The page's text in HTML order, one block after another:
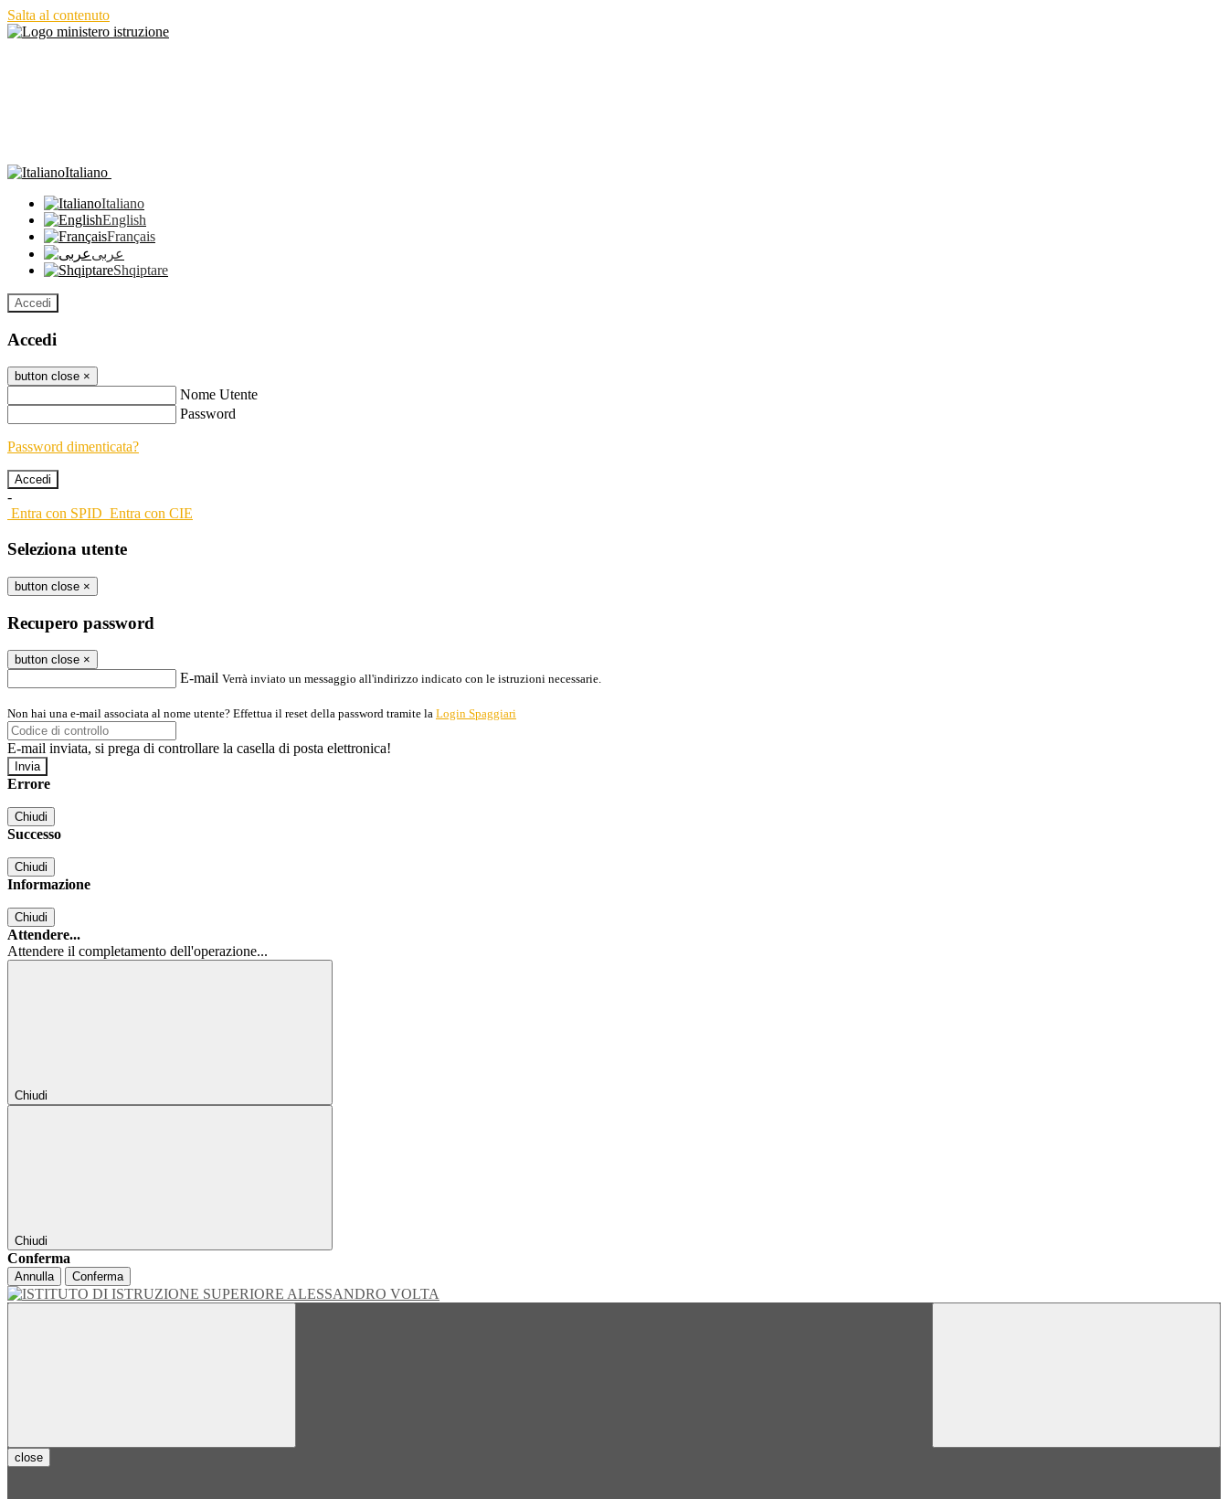
Salta al contenuto
Italiano
Italiano
English
Français
عربى
Shqiptare
Accedi
Accedi
button close ×
Nome Utente
Password
Password dimenticata?
-
Entra con SPID Entra con CIE
Seleziona utente
button close ×
Recupero password
button close ×
E-mail Verrà inviato un messaggio all'indirizzo indicato con le istruzioni necessarie.
Non hai una e-mail associata al nome utente? Effettua il reset della password tramite la Login Spaggiari
E-mail inviata, si prega di controllare la casella di posta elettronica!
Errore
Chiudi
Successo
Chiudi
Informazione
Chiudi
Attendere...
Attendere il completamento dell'operazione...
Chiudi
Chiudi
Conferma
Annulla Conferma
close